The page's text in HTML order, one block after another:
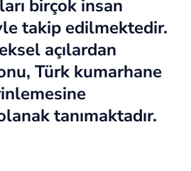
birçok insan
takip edilmektedir.
açılardan
Türk kumarhane
tanımaktadır.